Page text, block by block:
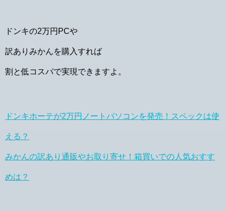
ドンキの2万円PCや
訳ありみかんを購入すれば
割と低コスパで実現できますよ。
ドンキホーテが2万円ノートパソコンを発売！スペックは使
える？
みかんの訳あり通販やお取り寄せ！箱買いでの人気おすす
めは？